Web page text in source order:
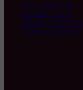
Une bouteille de
Romanée-Conti
adjugée 558.000
dollars, un record